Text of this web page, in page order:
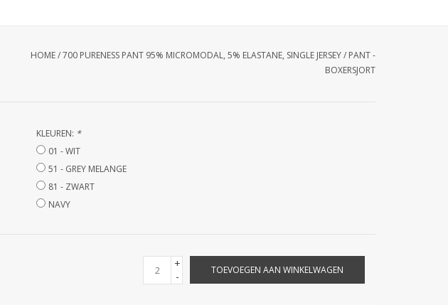
HOME/700 PURENESS PANT 95% MICROMODAL, 5% ELASTANE, SINGLE JERSEY / PANT -
BOXERSJORT
KLEUREN: *
01 - WIT
51 - GREY MELANGE
81 - ZWART
NAVY
+
-
TOEVOEGEN AAN WINKELWAGEN